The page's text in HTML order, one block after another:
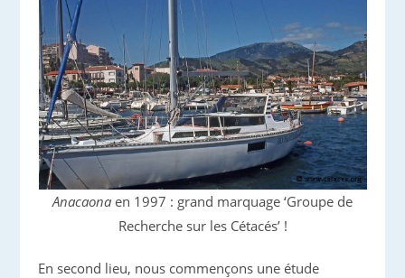
Anacaona en 1997 : grand marquage ‘Groupe de
Recherche sur les Cétacés’ !
En second lieu, nous commençons une étude